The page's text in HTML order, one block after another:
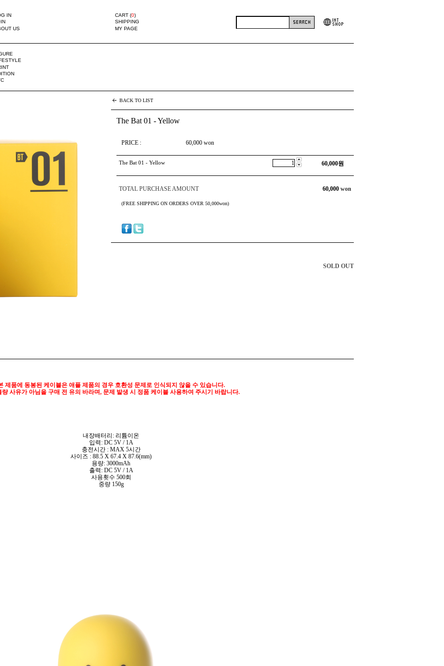
IN
US
CART (0)
SHIPPING
MY PAGE
BACK TO LIST
The Bat 01 - Yellow
PRICE : 60,000 won
The Bat 01 - Yellow 60,000원
TOTAL PURCHASE AMOUNT 60,000 won
(FREE SHIPPING ON ORDERS OVER 50,000won)
SOLD OUT
제품에 동봉된 케이블은 애플 제품의 경우 호환성 문제로 인식되지 않을 수 있습니다.
량 사유가 아님을 구매 전 유의 바라며, 문제 발생 시 정품 케이블 사용하여 주시기 바랍니다.
내장배터리: 리튬이온
입력: DC 5V / 1A
충전시간 : MAX 5시간
사이즈 : 88.5 X 67.4 X 87.6(mm)
용량: 3000mAh
출력: DC 5V / 1A
사용횟수 500회
중량 150g